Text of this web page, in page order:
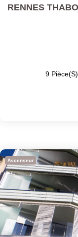
9 Pièce(s)
Ascenseur